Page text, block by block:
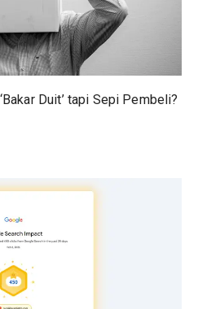
Duit’ tapi Sepi Pembeli?